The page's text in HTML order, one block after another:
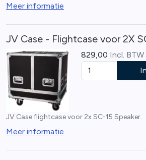
Meer informatie
JV Case - Flightcase voor 2X
829,00 Incl. BTW
JV Case flightcase voor 2x SC-15 Speaker.
Meer informatie